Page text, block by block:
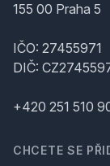
155 00 Praha 5
IČO: 27455971
DIČ:
+420 251 510
CHCETE SE